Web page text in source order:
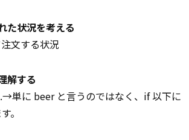
た状況を考える
文する状況
解する
単に beer と言うのではなく、if 以下に
。